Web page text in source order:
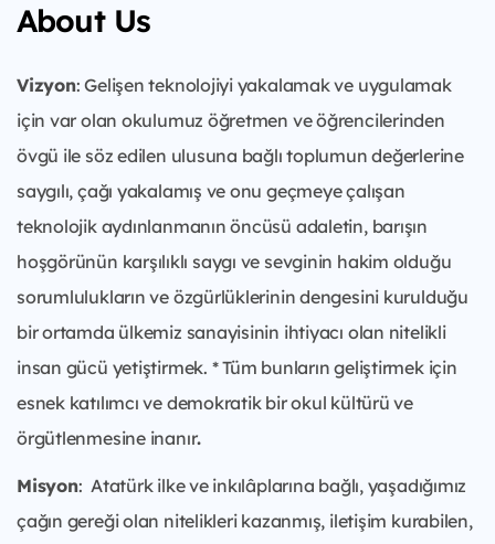
About Us
Vizyon: Gelişen teknolojiyi yakalamak ve uygulamak
için var olan okulumuz öğretmen ve öğrencilerinden
övgü ile söz edilen ulusuna bağlı toplumun değerlerine
saygılı, çağı yakalamış ve onu geçmeye çalışan
teknolojik aydınlanmanın öncüsü adaletin, barışın
hoşgörünün karşılıklı saygı ve sevginin hakim olduğu
sorumlulukların ve özgürlüklerinin dengesini kurulduğu
bir ortamda ülkemiz sanayisinin ihtiyacı olan nitelikli
insan gücü yetiştirmek. * Tüm bunların geliştirmek için
esnek katılımcı ve demokratik bir okul kültürü ve
örgütlenmesine inanır.
Misyon: Atatürk ilke ve inkılâplarına bağlı, yaşadığımız
çağın gereği olan nitelikleri kazanmış, iletişim kurabilen,